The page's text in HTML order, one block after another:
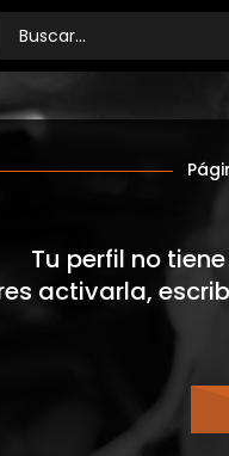
Tu perfil no
activarla,